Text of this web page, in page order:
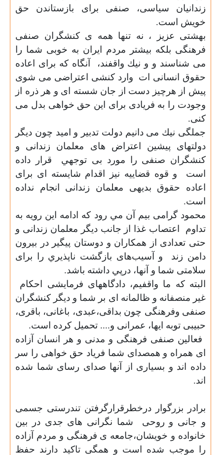
زندانیان سیاسی، صنفی براى بازستاندن حق
خویش است.
بهشتى عزيز ، نه تنها همه ی کنشگران صنفى
فرهنگی بلکه بیشتر مردم ایران به خوبى شما را
مى شناسند و و نيك واقفند،
آنگاه که برای اعاده
حقوق انسانى ات
وارد كنشى اعتراضى مى شوى
پيش از هرچیز دست از جان شسته ای و هر ذره از
وجودت را به فريادى براى این حق خواهى بدل مى
كنی.
جملگی نيك مى دانيم دولت تدبير و اميد چون دیگر
دولتهای پیشین اعتراض هاى معلمان زندانى و
کنشگران صنفى را مورد بى توجهي
قرار داده
است و قوه قضاييه نیز اقدام شايسته اى براى
اعاده حقوق بديهى معلمان زندانى انجام نداده
است.
محمود گرامی بيم آن مي رود كه ادامه اين رويه به
تداوم اعتصاب غذا از جانب دیگر معلمان زندانى و
حتی تعدادی از همکاران و دوستان پیگیر در بیرون
دامن زند
و آسیب‌های بازگشت ناپذيري را برای
سلامتی شما و آنها، درپي داشته باشد.
البته که ما واقفيم، دادگاههای فرمايشى احكام
غیر منصفانه و ظالمانه ای بر شما و دیگر کنشگران
صنفی وفرهنگی چون بداقی،عبدی، باغانی، باقری،
حبیبی توبه ایها، عمرانی و.... تحميل كرده است.
فعالين صنفى فرهنگی و مدنى و هر انسان آزاده
اى همراه و همصداى شما فرياد حق خواهى را سر
داده اند و بسیاری از آنها صدای رسای شما شده
اند.
برادر بزرگوار درخطرقرارگرفتن تندرستی جسمی
و جانی و روحی
شما نگرانى هاى جدى در بين
خانواده و خویشان،جامعه ی فرهنگی و مردم آزاده
را موجب شده است و همگی تاكيد دارند حفظ